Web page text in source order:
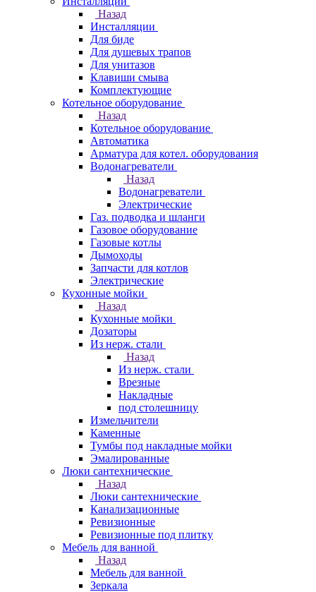
Назад
Инсталляции
Для биде
Для душевых трапов
Для унитазов
Клавиши смыва
Комплектующие
Котельное оборудование
Назад
Котельное оборудование
Автоматика
Арматура для котел. оборудования
Водонагреватели
Назад
Водонагреватели
Электрические
Газ. подводка и шланги
Газовое оборудование
Газовые котлы
Дымоходы
Запчасти для котлов
Электрические
Кухонные мойки
Назад
Кухонные мойки
Дозаторы
Из нерж. стали
Назад
Из нерж. стали
Врезные
Накладные
под столешницу
Измельчители
Каменные
Тумбы под накладные мойки
Эмалированные
Люки сантехнические
Назад
Люки сантехнические
Канализационные
Ревизионные
Ревизионные под плитку
Мебель для ванной
Назад
Мебель для ванной
Зеркала